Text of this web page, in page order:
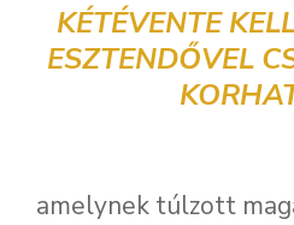
KÉTÉVENTE
ESZTENDŐVEL
amelynek túlzott